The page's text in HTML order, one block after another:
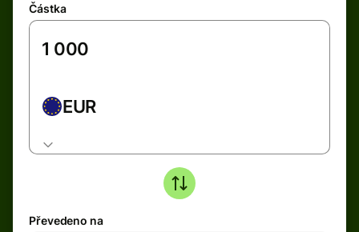
Částka
EUR
Převedeno na